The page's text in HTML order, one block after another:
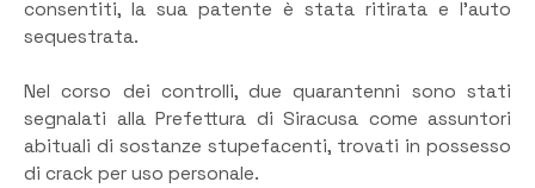
consentiti, la sua patente è stata ritirata e l’auto
sequestrata.
Nel corso dei controlli, due quarantenni sono stati
segnalati alla Prefettura di Siracusa come assuntori
abituali di sostanze stupefacenti, trovati in possesso
di crack per uso personale.